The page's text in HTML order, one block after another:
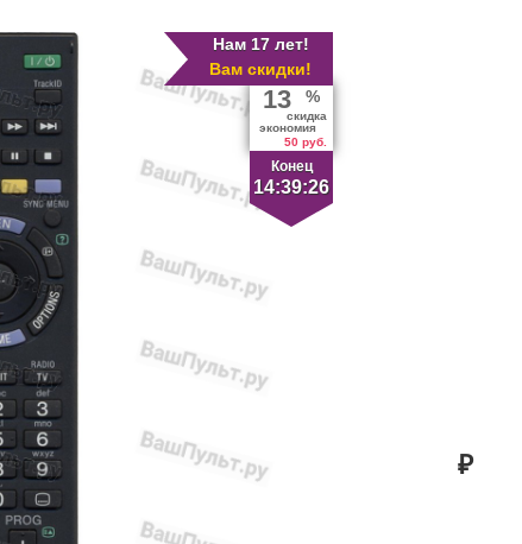
Нам 17 лет!
Вам скидки!
Конец
14:39:25
13 %
скидка
экономия
50 руб.